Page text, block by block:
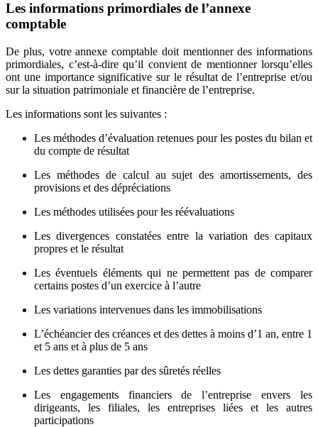
Les informations primordiales de l’annexe
comptable
De plus, votre annexe comptable doit mentionner des informations
primordiales, c’est-à-dire qu’il convient de mentionner lorsqu’elles
ont une importance significative sur le résultat de l’entreprise et/ou
sur la situation patrimoniale et financière de l’entreprise.
Les informations sont les suivantes :
Les méthodes d’évaluation retenues pour les postes du bilan et
du compte de résultat
Les méthodes de calcul au sujet des amortissements, des
provisions et des dépréciations
Les méthodes utilisées pour les réévaluations
Les divergences constatées entre la variation des capitaux
propres et le résultat
Les éventuels éléments qui ne permettent pas de comparer
certains postes d’un exercice à l’autre
Les variations intervenues dans les immobilisations
L’échéancier des créances et des dettes à moins d’1 an, entre 1
et 5 ans et à plus de 5 ans
Les dettes garanties par des sûretés réelles
Les engagements financiers de l’entreprise envers les
dirigeants, les filiales, les entreprises liées et les autres
participations